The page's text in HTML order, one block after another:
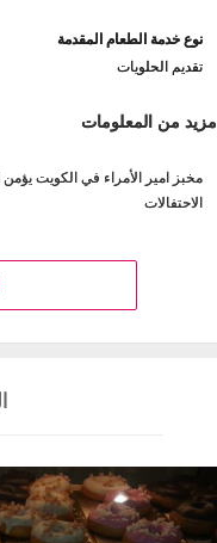
نوع خدمة الطعام المقدمة
تقديم الحلويات
مزيد من المعلومات
مخبز امير الأمراء في الكويت يؤمن
الاحتفالات